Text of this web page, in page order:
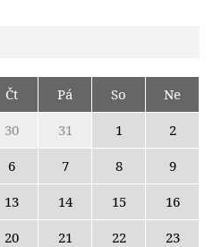
Čt Pá So
Ne
30 31 1
2
6 7 8
9
13 14 15
16
20 21 22
23